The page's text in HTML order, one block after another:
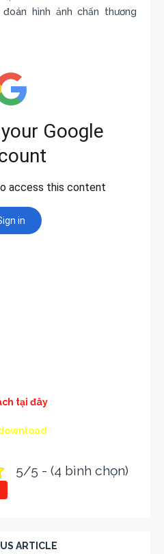
hình ảnh chấn thương
tại đây
5/5 - (4 bình chọn)
ARTICLE